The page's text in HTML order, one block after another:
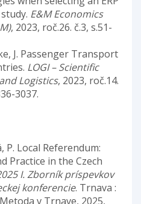
E&M Economics
, 2023, roč.26. č.3, s.51-
J. Passenger Transport
LOGI – Scientific
Logistics, 2023, roč.14.
3037.
P. Local Referendum:
Practice in the Czech
I. Zborník príspevkov
konferencie. Trnava :
v Trnave, 2025,